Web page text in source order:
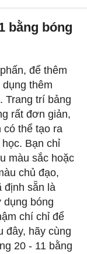
bằng bóng
để thêm
thêm
Trang trí bảng
rất đơn giản,
có thể tạo ra
Bạn chỉ
màu sắc hoặc
chủ đạo,
định sẵn là
bóng
chí chỉ để
đây, hãy cùng
20 - 11 bằng